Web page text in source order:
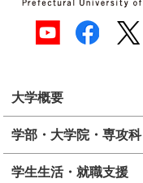
大学概要
学部・大学院・専攻科
学生生活・就職支援